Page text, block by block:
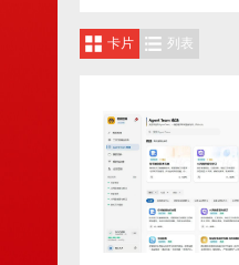
卡片 列表